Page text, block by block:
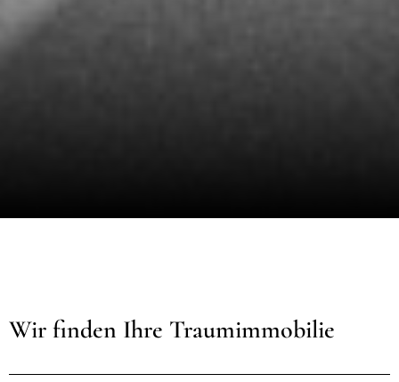
Wir finden Ihre Traumimmobilie